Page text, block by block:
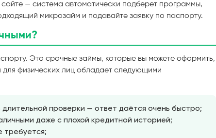
— система автоматически подберет программы,
микрозайм и подавайте заявку по паспорту.
Это срочные займы, которые вы можете оформить,
физических лиц обладает следующими
проверки — ответ даётся очень быстро;
даже с плохой кредитной историей;
требуется;